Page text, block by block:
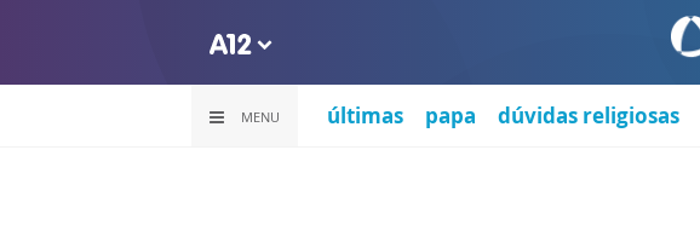
MENU últimas papa dúvidas religiosas